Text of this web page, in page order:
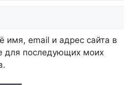
имя, email и адрес сайта в
для последующих моих